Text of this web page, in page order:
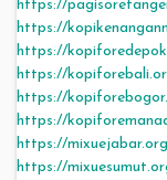
https://
https://
https://
https://
https://
https://
https://
https://